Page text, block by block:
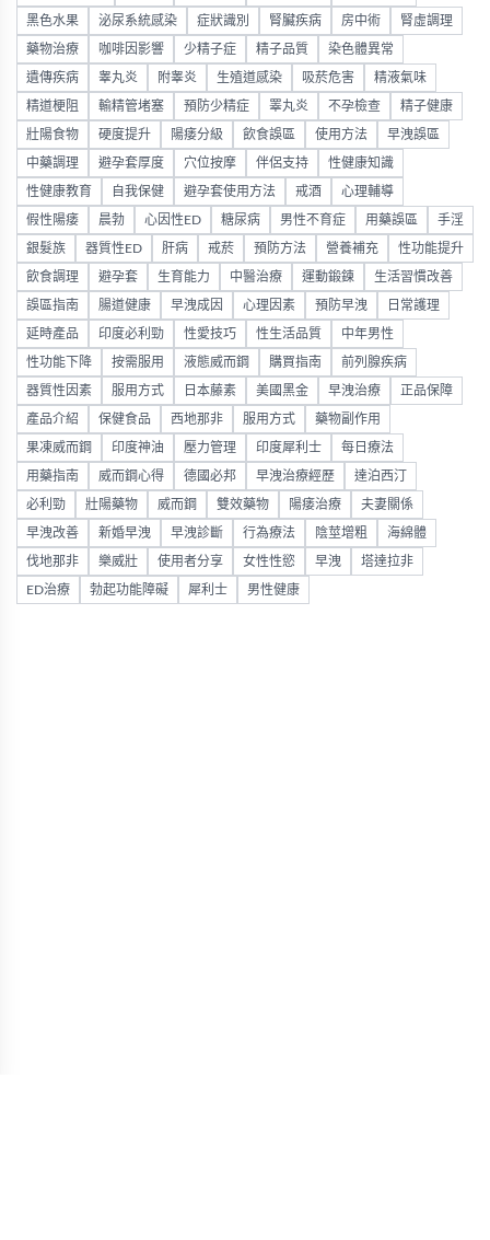
黑色水果 泌尿系統感染 症狀識別 腎臟疾病 房中術 腎虛調理
藥物治療 咖啡因影響 少精子症 精子品質 染色體異常
遺傳疾病 睾丸炎 附睾炎 生殖道感染 吸菸危害 精液氣味
精道梗阻 輸精管堵塞 預防少精症 睪丸炎 不孕檢查 精子健康
壯陽食物 硬度提升 陽痿分級 飲食誤區 使用方法 早洩誤區
中藥調理 避孕套厚度 穴位按摩 伴侶支持 性健康知識
性健康教育 自我保健 避孕套使用方法 戒酒 心理輔導
假性陽痿 晨勃 心因性ED 糖尿病 男性不育症 用藥誤區 手淫
銀髮族 器質性ED 肝病 戒菸 預防方法 營養補充 性功能提升
飲食調理 避孕套 生育能力 中醫治療 運動鍛鍊 生活習慣改善
誤區指南 腸道健康 早洩成因 心理因素 預防早洩 日常護理
延時產品 印度必利勁 性愛技巧 性生活品質 中年男性
性功能下降 按需服用 液態威而鋼 購買指南 前列腺疾病
器質性因素 服用方式 日本藤素 美國黑金 早洩治療 正品保障
產品介紹 保健食品 西地那非 服用方式 藥物副作用
果凍威而鋼 印度神油 壓力管理 印度犀利士 每日療法
用藥指南 威而鋼心得 德國必邦 早洩治療經歷 達泊西汀
必利勁 壯陽藥物 威而鋼 雙效藥物 陽痿治療 夫妻關係
早洩改善 新婚早洩 早洩診斷 行為療法 陰莖增粗 海綿體
伐地那非 樂威壯 使用者分享 女性性慾 早洩 塔達拉非
ED治療 勃起功能障礙 犀利士 男性健康